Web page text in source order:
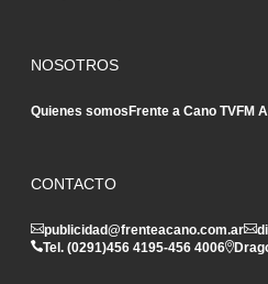
NOSOTROS
Quienes somosFrente a Cano TVFM
CONTACTO
publicidad@frenteacano.com.ar
Tel. (0291)456 4195-456 4006